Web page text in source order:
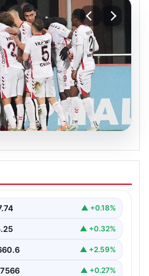
2-1 mağlup
▲ +0.18%
▲ +0.32%
▲ +2.59%
▲ +0.27%